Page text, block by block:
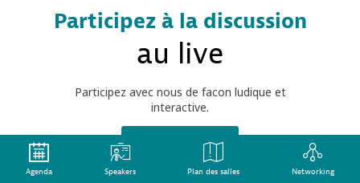
Participez à la discussion
au live
Participez avec nous de facon ludique et
interactive.
Participer au live
Agenda Speakers Plan des salles Networking